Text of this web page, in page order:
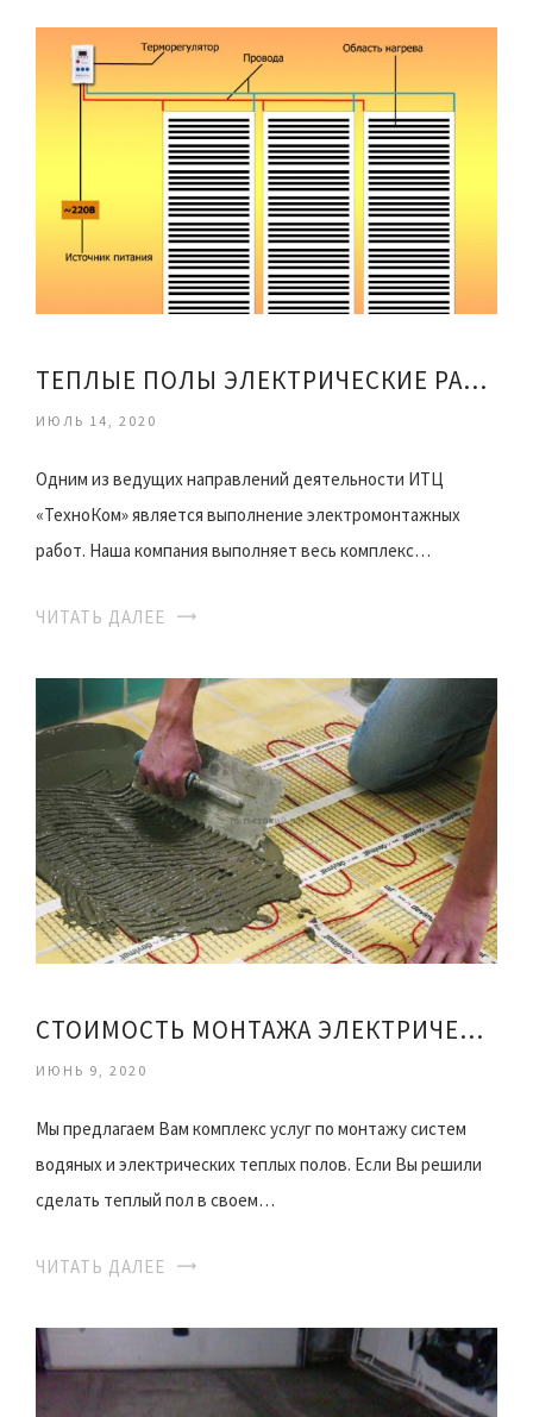
ТЕПЛЫЕ ПОЛЫ ЭЛЕКТРИЧЕСКИЕ РАБОТЫ
ИЮЛЬ 14, 2020
Одним из ведущих направлений деятельности ИТЦ
«ТехноКом» является выполнение электромонтажных
работ. Наша компания выполняет весь комплекс…
ЧИТАТЬ ДАЛЕЕ
СТОИМОСТЬ МОНТАЖА ЭЛЕКТРИЧЕСКОГО ТЕПЛОГО ПОЛА
ИЮНЬ 9, 2020
Мы предлагаем Вам комплекс услуг по монтажу систем
водяных и электрических теплых полов. Если Вы решили
сделать теплый пол в своем…
ЧИТАТЬ ДАЛЕЕ